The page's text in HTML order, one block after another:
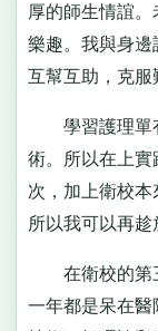
厚的師生情誼
樂趣。我與身邊
互幫互助，克服
學習護理單有
術。所以在上
次，加上衛校本
所以我可以再趁
在衛校的第三
一年都是呆在